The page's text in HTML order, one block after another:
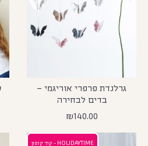
גרלנדת פרפרי אוריגמי –
בדים לבחירה
₪140.00
HOLIDAYTIME - קוד קופון